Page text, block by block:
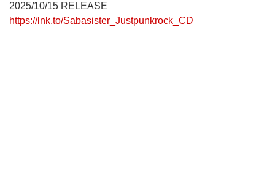
2025/10/15 RELEASE
https://lnk.to/Sabasister_Justpunkrock_CD